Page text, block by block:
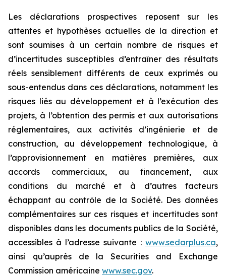
Les déclarations prospectives reposent sur les
attentes et hypothèses actuelles de la direction et
sont soumises à un certain nombre de risques et
d’incertitudes susceptibles d’entraîner des résultats
réels sensiblement différents de ceux exprimés ou
sous-entendus dans ces déclarations, notamment les
risques liés au développement et à l’exécution des
projets, à l’obtention des permis et aux autorisations
réglementaires, aux activités d’ingénierie et de
construction, au développement technologique, à
l’approvisionnement en matières premières, aux
accords commerciaux, au financement, aux
conditions du marché et à d’autres facteurs
échappant au contrôle de la Société. Des données
complémentaires sur ces risques et incertitudes sont
disponibles dans les documents publics de la Société,
accessibles à l’adresse suivante : www.sedarplus.ca,
ainsi qu’auprès de la Securities and Exchange
Commission américaine www.sec.gov.